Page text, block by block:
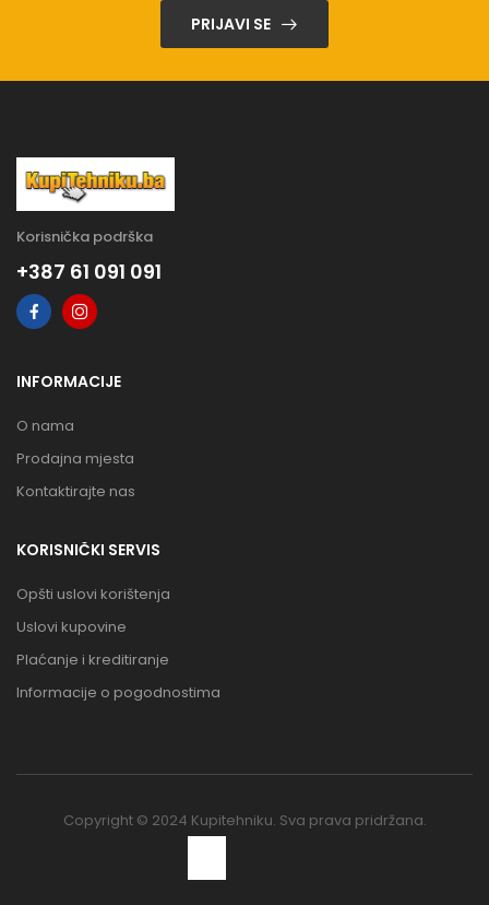
PRIJAVI SE
Korisnička podrška
+387 61 091 091
INFORMACIJE
O nama
Prodajna mjesta
Kontaktirajte nas
KORISNIČKI SERVIS
Opšti uslovi korištenja
Uslovi kupovine
Plaćanje i kreditiranje
Informacije o pogodnostima
Copyright © 2024 Kupitehniku. Sva prava pridržana.